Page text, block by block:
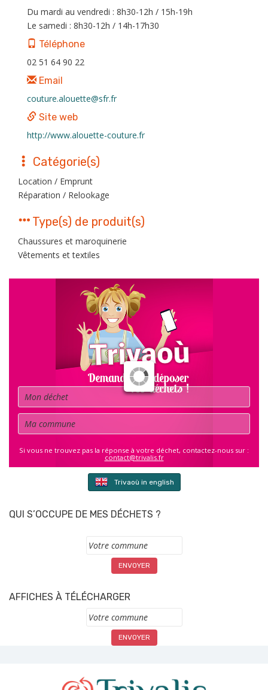
Du mardi au vendredi : 8h30-12h / 15h-19h
Le samedi : 8h30-12h / 14h-17h30
Téléphone
02 51 64 90 22
Email
couture.alouette@sfr.fr
Site web
http://www.alouette-couture.fr
Catégorie(s)
Location / Emprunt
Réparation / Relookage
Type(s) de produit(s)
Chaussures et maroquinerie
Vêtements et textiles
Déchet
Commune
Si vous ne trouvez pas la réponse à votre déchet, contactez-nous sur :
contact@trivalis.fr
Trivaoù in english
QUI S’OCCUPE DE MES DÉCHETS ?
Commune
AFFICHES À TÉLÉCHARGER
Commune